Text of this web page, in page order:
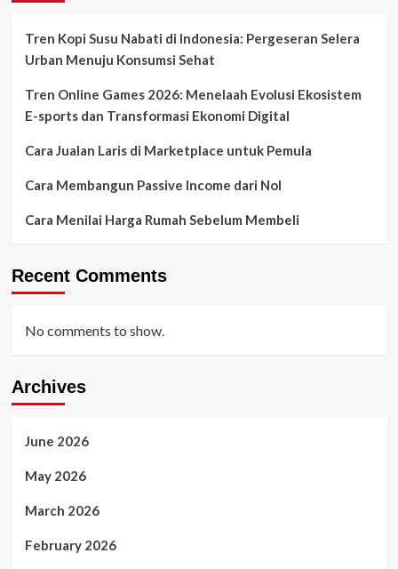
Tren Kopi Susu Nabati di Indonesia: Pergeseran Selera
Urban Menuju Konsumsi Sehat
Tren Online Games 2026: Menelaah Evolusi Ekosistem
E-sports dan Transformasi Ekonomi Digital
Cara Jualan Laris di Marketplace untuk Pemula
Cara Membangun Passive Income dari Nol
Cara Menilai Harga Rumah Sebelum Membeli
Recent Comments
No comments to show.
Archives
June 2026
May 2026
March 2026
February 2026